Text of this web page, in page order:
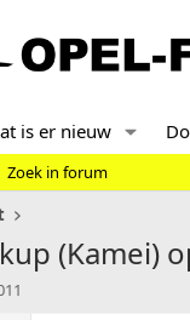
is er nieuw
Zoek in forum
(Kamei)